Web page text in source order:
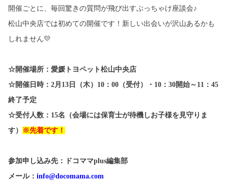
開催ごとに、毎回驚きの質問が飛び出すぶっちゃけ座談会♪
松山中央店では初めての開催です！新しい出会いが沢山あるかも
しれません💛
☆開催場所：愛媛トヨペット松山中央店
☆開催日時： 2月 13 日（木） 10 ： 00 （受付）・ 10 ： 30開始～ 11 ： 45
終了予定
☆受付人数： 15名 （会場には保育士が待機しお子様を見守りま
す）
※先着です！
参加申し込み先：ドコママplus編集部
メール： info@docomama.com